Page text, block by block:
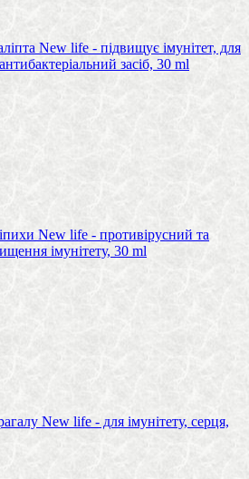
New life - підвищує імунітет, для
засіб, 30 ml
New life - противірусний та
імунітету, 30 ml
New life - для імунітету, серця,